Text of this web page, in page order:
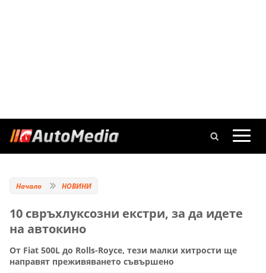
Начало НОВИНИ
10 свръхлуксозни екстри, за да идете
на автокино
От Fiat 500L до Rolls-Royce, тези малки хитрости ще
направят преживяването съвършено